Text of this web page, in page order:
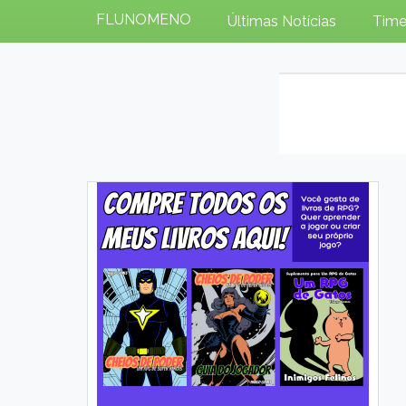
FLUNOMENO Últimas Notícias